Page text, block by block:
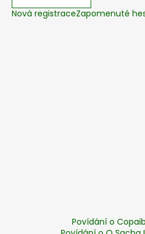
Nová registraceZapomenuté
Povídání o